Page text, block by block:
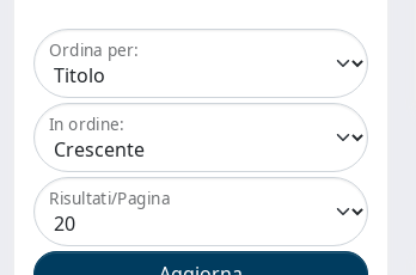
Ordina per:
In ordine:
Risultati/Pagina